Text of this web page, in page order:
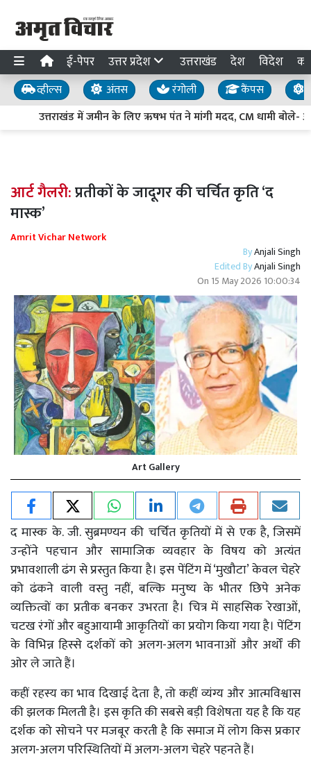
ई-पेपर उत्तर प्रदेश उत्तराखंड देश विदेश
व्हील्स अंतस रंगोली कैंपस
उत्तराखंड में जमीन के लिए ऋषभ पंत ने मांगी मदद, CM धामी बोले-
आर्ट गैलरी:प्रतीकों के जादूगर की चर्चित कृति ‘द
मास्क’
Amrit Vichar Network
ByAnjali Singh
Edited ByAnjali Singh
On 15 May 2026 10:00:34
Art Gallery
द मास्क के. जी. सुब्रमण्यन की चर्चित कृतियों में से एक है, जिसमें
उन्होंने पहचान और सामाजिक व्यवहार के विषय को अत्यंत
प्रभावशाली ढंग से प्रस्तुत किया है। इस पेंटिंग में ‘मुखौटा’ केवल चेहरे
को ढंकने वाली वस्तु नहीं, बल्कि मनुष्य के भीतर छिपे अनेक
व्यक्तित्वों का प्रतीक बनकर उभरता है। चित्र में साहसिक रेखाओं,
चटख रंगों और बहुआयामी आकृतियों का प्रयोग किया गया है। पेंटिंग
के विभिन्न हिस्से दर्शकों को अलग-अलग भावनाओं और अर्थों की
ओर ले जाते हैं।
कहीं रहस्य का भाव दिखाई देता है, तो कहीं व्यंग्य और आत्मविश्वास
की झलक मिलती है। इस कृति की सबसे बड़ी विशेषता यह है कि यह
दर्शक को सोचने पर मजबूर करती है कि समाज में लोग किस प्रकार
अलग-अलग परिस्थितियों में अलग-अलग चेहरे पहनते हैं।